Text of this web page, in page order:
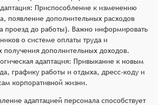
Приспособление к изменению
появление дополнительных расходов
проезд до работы). Важно информировать
о системе оплаты труда и
получения дополнительных доходов.
адаптация: Привыкание к новым
графику работы и отдыха, дресс-коду и
корпоративной жизни.
адаптацией персонала способствует